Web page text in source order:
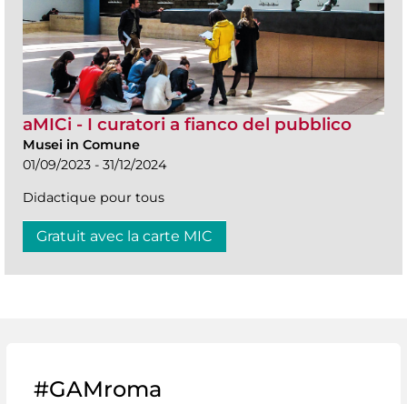
aMICi - I curatori a fianco del pubblico
Musei in Comune
01/09/2023 - 31/12/2024
Didactique pour tous
Gratuit avec la carte MIC
#GAMroma